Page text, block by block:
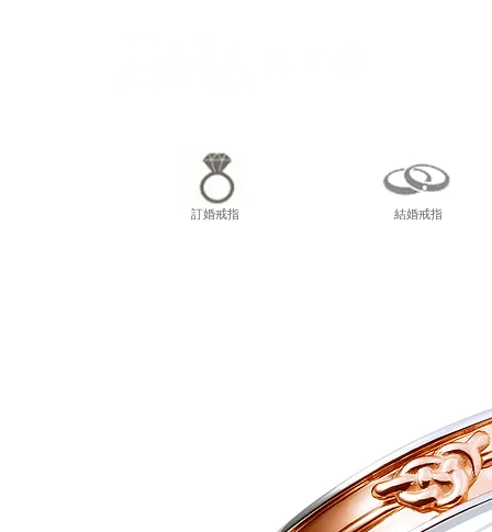
訂婚戒指 結婚戒指